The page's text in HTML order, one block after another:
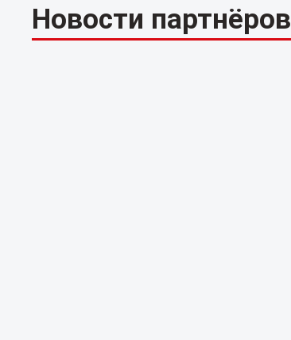
Новости партнёров